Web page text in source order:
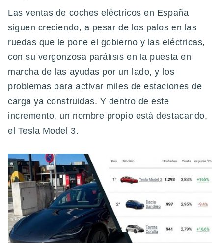
Las ventas de coches eléctricos en España
siguen creciendo, a pesar de los palos en las
ruedas que le pone el gobierno y las eléctricas,
con su vergonzosa parálisis en la puesta en
marcha de las ayudas por un lado, y los
problemas para activar miles de estaciones de
carga ya construidas. Y dentro de este
incremento, un nombre propio está destacando,
el Tesla Model 3.